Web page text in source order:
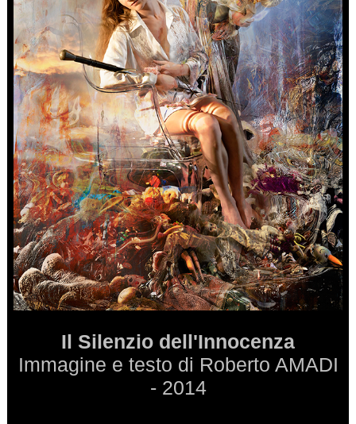
Il Silenzio dell'Innocenza
Immagine e testo di Roberto AMADI
- 2014